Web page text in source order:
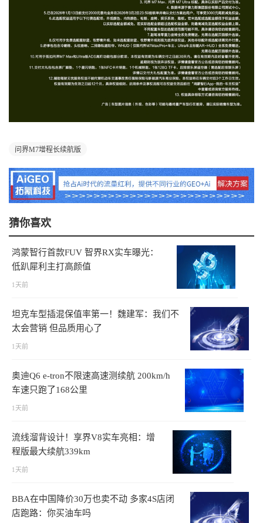
问界M7增程长续航版
猜你喜欢
鸿蒙智行首款FUV 智界RX实车曝光：
低趴犀利主打高颜值
1天前
坦克车型插混保值率第一！魏建军：我们不
太会营销 但品质用心了
1天前
奥迪Q6 e-tron不限速高速测续航 200km/h
车速只跑了168公里
1天前
流线溜背设计！享界V8实车亮相：增
程版最大续航339km
1天前
BBA在中国降价30万也卖不动 多家4S店闭
店跑路：你买油车吗